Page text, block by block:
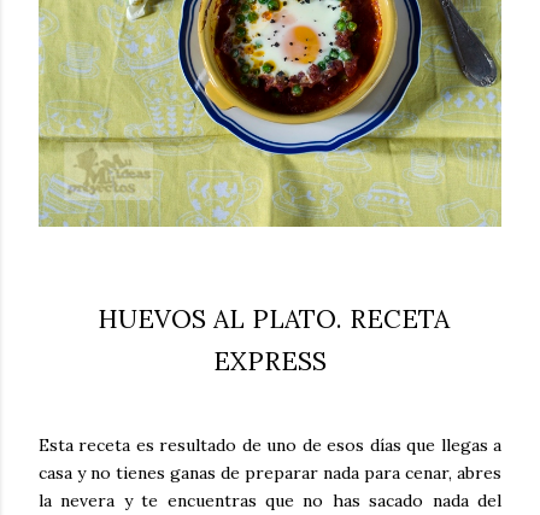
HUEVOS AL PLATO. RECETA
EXPRESS
Esta receta es resultado de uno de esos días que llegas a
casa y no tienes ganas de preparar nada para cenar, abres
la nevera y te encuentras que no has sacado nada del